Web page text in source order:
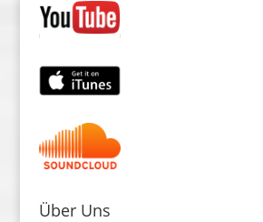
Über Uns